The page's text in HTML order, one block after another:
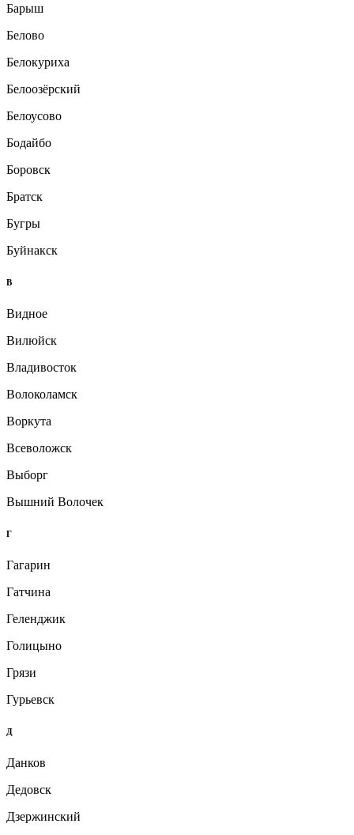
Барыш
Белово
Белокуриха
Белоозёрский
Белоусово
Бодайбо
Боровск
Братск
Бугры
Буйнакск
В
Видное
Вилюйск
Владивосток
Волоколамск
Воркута
Всеволожск
Выборг
Вышний Волочек
Г
Гагарин
Гатчина
Геленджик
Голицыно
Грязи
Гурьевск
Д
Данков
Дедовск
Дзержинский